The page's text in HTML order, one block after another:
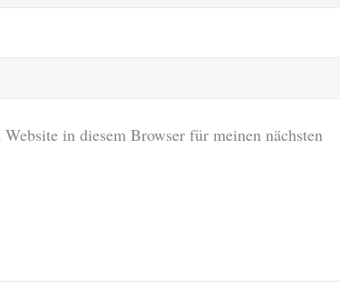
in diesem Browser für meinen nächsten